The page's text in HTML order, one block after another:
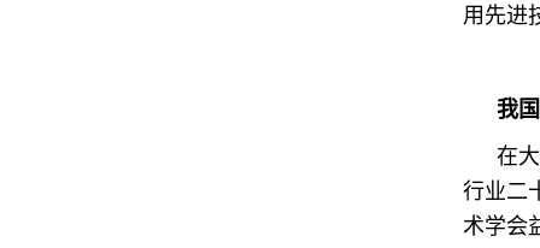
用先进
我
在
行业二
术学会